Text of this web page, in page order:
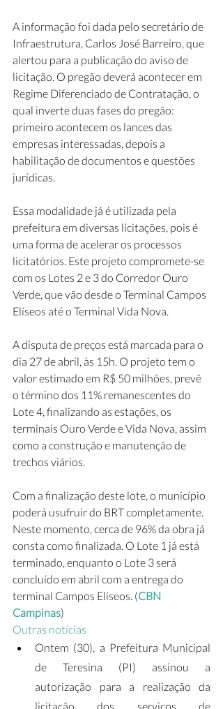
A informação foi dada pelo secretário de
Infraestrutura, Carlos José Barreiro, que
alertou para a publicação do aviso de
licitação. O pregão deverá acontecer em
Regime Diferenciado de Contratação, o
qual inverte duas fases do pregão:
primeiro acontecem os lances das
empresas interessadas, depois a
habilitação de documentos e questões
jurídicas.
Essa modalidade já é utilizada pela
prefeitura em diversas licitações, pois é
uma forma de acelerar os processos
licitatórios. Este projeto compromete-se
com os Lotes 2 e 3 do Corredor Ouro
Verde, que vão desde o Terminal Campos
Elíseos até o Terminal Vida Nova.
A disputa de preços está marcada para o
dia 27 de abril, às 15h. O projeto tem o
valor estimado em R$ 50 milhões, prevê
o término dos 11% remanescentes do
Lote 4, finalizando as estações, os
terminais Ouro Verde e Vida Nova, assim
como a construção e manutenção de
trechos viários.
Com a finalização deste lote, o município
poderá usufruir do BRT completamente.
Neste momento, cerca de 96% da obra já
consta como finalizada. O Lote 1 já está
terminado, enquanto o Lote 3 será
concluído em abril com a entrega do
terminal Campos Elíseos. (CBN
Campinas)
Outras notícias
Ontem (30), a Prefeitura Municipal
de Teresina (PI) assinou a
autorização para a realização da
licitação dos serviços de